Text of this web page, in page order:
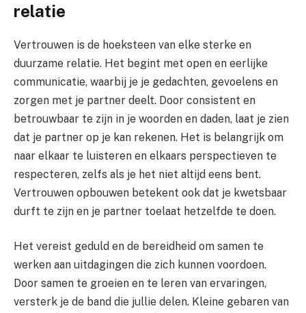
relatie
Vertrouwen is de hoeksteen van elke sterke en
duurzame relatie. Het begint met open en eerlijke
communicatie, waarbij je je gedachten, gevoelens en
zorgen met je partner deelt. Door consistent en
betrouwbaar te zijn in je woorden en daden, laat je zien
dat je partner op je kan rekenen. Het is belangrijk om
naar elkaar te luisteren en elkaars perspectieven te
respecteren, zelfs als je het niet altijd eens bent.
Vertrouwen opbouwen betekent ook dat je kwetsbaar
durft te zijn en je partner toelaat hetzelfde te doen.
Het vereist geduld en de bereidheid om samen te
werken aan uitdagingen die zich kunnen voordoen.
Door samen te groeien en te leren van ervaringen,
versterk je de band die jullie delen. Kleine gebaren van